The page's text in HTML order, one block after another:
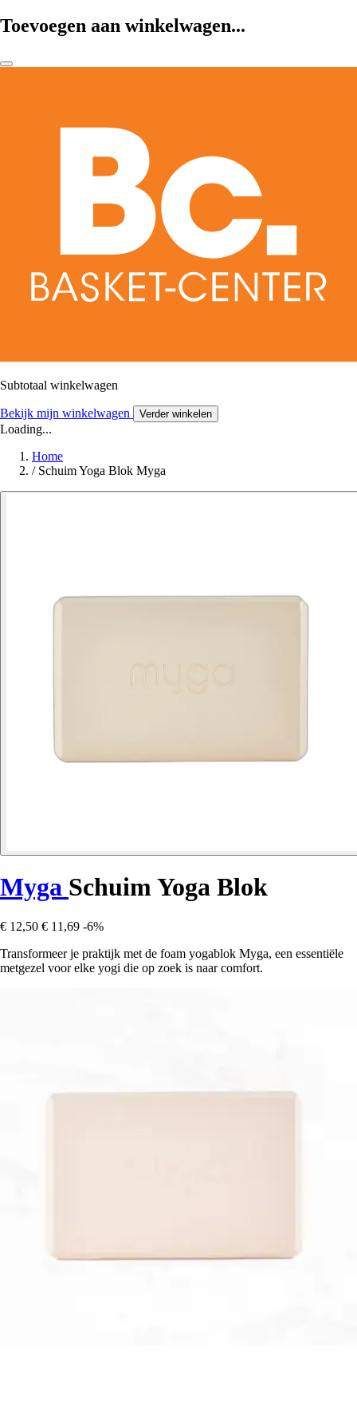
Toevoegen aan winkelwagen...
Subtotaal winkelwagen
Bekijk mijn winkelwagen Verder winkelen
Loading...
Home
/ Schuim Yoga Blok Myga
Myga Schuim Yoga Blok
€ 12,50 € 11,69 -6%
Transformeer je praktijk met de foam yogablok Myga, een essentiële
metgezel voor elke yogi die op zoek is naar comfort.